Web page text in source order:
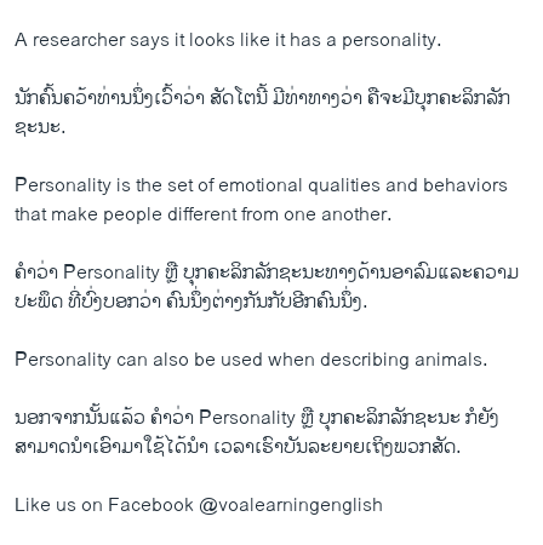
A researcher says it looks like it has a personality.
ນັກຄົ້ນຄວ້າທ່ານນຶ່ງເວົ້າວ່າ ສັດໂຕນີ້ ມີທ່າທາງວ່າ ຄືຈະມີບຸກຄະລິກລັກ
ຊະນະ.
Personality is the set of emotional qualities and behaviors
that make people different from one another.
ຄຳວ່າ Personality ຫຼື ບຸກຄະລິກລັກຊະນະທາງດ້ານອາລົມແລະຄວາມ
ປະພຶດ ທີ່ບົ່ງບອກວ່າ ຄົນນຶ່ງຕ່າງກັນກັບອີກຄົນນຶ່ງ.
Personality can also be used when describing animals.
ນອກຈາກນັ້ນແລ້ວ ຄຳວ່າ Personality ຫຼື ບຸກຄະລິກລັກຊະນະ ກໍຍັງ
ສາມາດນຳເອົາມາໃຊ້ໄດ້ນຳ ເວລາເຮົາບັນລະຍາຍເຖິງພວກສັດ.
Like us on Facebook @voalearningenglish